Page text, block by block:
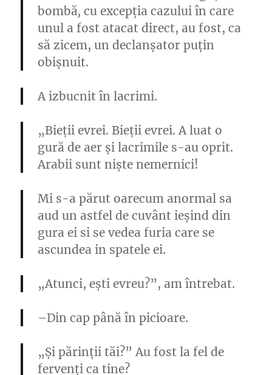
bombă,cu excepția cazului în care
unul a fost atacat direct, au fost, ca
să zicem, un declanșator puțin
obișnuit.
A izbucnit în lacrimi.
„Bieții evrei. Bieții evrei. A luat o
gură de aer și lacrimile s-au oprit.
Arabii sunt niște nemernici!
Mi s-a părut oarecum anormal sa
aud un astfel de cuvânt ieșind din
gura ei si se vedea furia care se
ascundea in spatele ei.
„Atunci, ești evreu?”, am întrebat.
–Din cap până în picioare.
„Și părinții tăi?” Au fost la fel de
fervenți ca tine?